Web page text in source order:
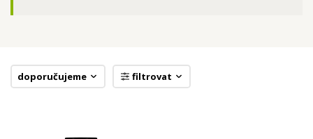
doporučujeme filtrovat